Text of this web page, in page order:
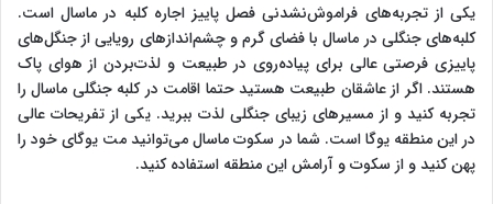
یکی از تجربه‌های فراموش‌نشدنی فصل پاییز اجاره کلبه در ماسال است.
کلبه‌های جنگلی در ماسال با فضای گرم و چشم‌اندازهای رویایی از جنگل‌های
پاییزی فرصتی عالی برای پیاده‌روی در طبیعت و لذت‌بردن از هوای پاک
هستند. اگر از عاشقان طبیعت هستید حتما اقامت در کلبه جنگلی ماسال را
تجربه کنید و از مسیرهای زیبای جنگلی لذت ببرید. یکی از تفریحات عالی
در این منطقه یوگا است. شما در سکوت ماسال می‌توانید مت یوگای خود را
پهن کنید و از سکوت و آرامش این منطقه استفاده کنید.